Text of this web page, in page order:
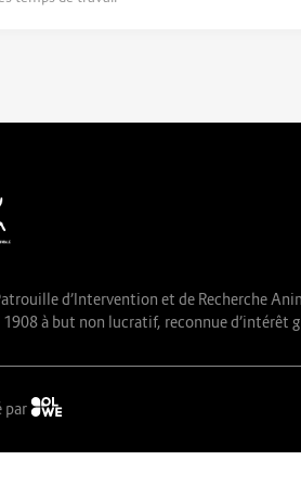
d’Intervention et de Recherche
à but non lucratif, reconnue d’intérêt
par